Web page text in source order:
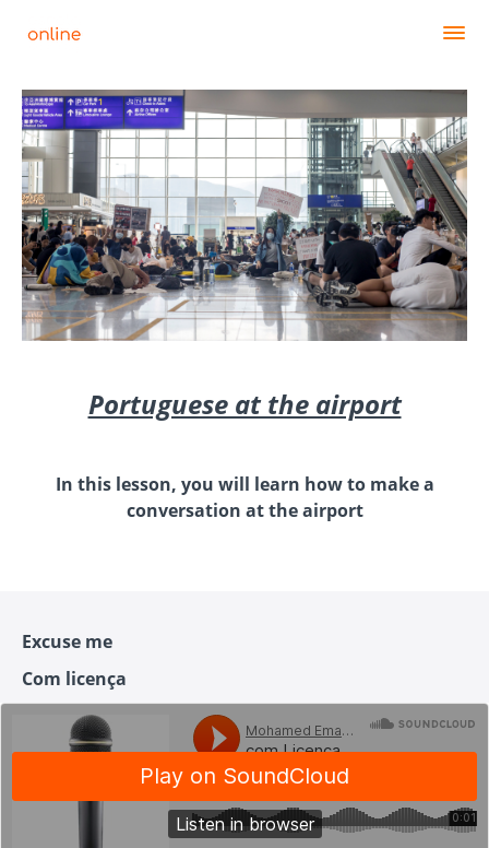
Portuguese at the airport
In this lesson, you will learn how to make a
conversation at the airport
Excuse me
Com licença